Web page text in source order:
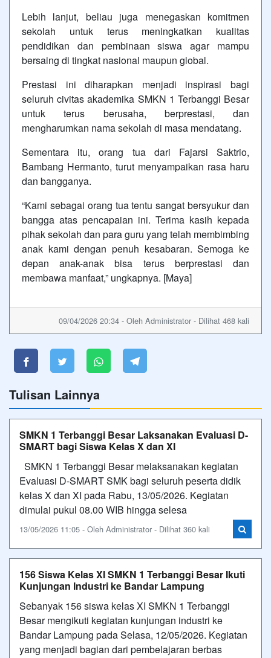
Lebih lanjut, beliau juga menegaskan komitmen
sekolah untuk terus meningkatkan kualitas
pendidikan dan pembinaan siswa agar mampu
bersaing di tingkat nasional maupun global.
Prestasi ini diharapkan menjadi inspirasi bagi
seluruh civitas akademika SMKN 1 Terbanggi Besar
untuk terus berusaha, berprestasi, dan
mengharumkan nama sekolah di masa mendatang.
Sementara itu, orang tua dari Fajarsi Saktrio,
Bambang Hermanto, turut menyampaikan rasa haru
dan bangganya.
“Kami sebagai orang tua tentu sangat bersyukur dan
bangga atas pencapaian ini. Terima kasih kepada
pihak sekolah dan para guru yang telah membimbing
anak kami dengan penuh kesabaran. Semoga ke
depan anak-anak bisa terus berprestasi dan
membawa manfaat,” ungkapnya. [Maya]
09/04/2026 20:34 - Oleh Administrator - Dilihat 468 kali
Tulisan Lainnya
SMKN 1 Terbanggi Besar Laksanakan Evaluasi D-
SMART bagi Siswa Kelas X dan XI
SMKN 1 Terbanggi Besar melaksanakan kegiatan
Evaluasi D-SMART SMK bagi seluruh peserta didik
kelas X dan XI pada Rabu, 13/05/2026. Kegiatan
dimulai pukul 08.00 WIB hingga selesa
13/05/2026 11:05 - Oleh Administrator - Dilihat 360 kali
156 Siswa Kelas XI SMKN 1 Terbanggi Besar Ikuti
Kunjungan Industri ke Bandar Lampung
Sebanyak 156 siswa kelas XI SMKN 1 Terbanggi
Besar mengikuti kegiatan kunjungan industri ke
Bandar Lampung pada Selasa, 12/05/2026. Kegiatan
yang menjadi bagian dari pembelajaran berbas